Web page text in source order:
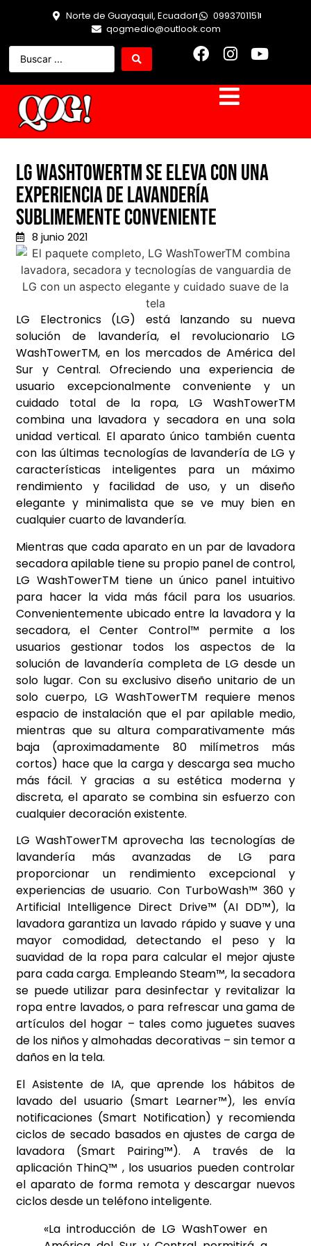
Norte de Guayaquil, Ecuador
0993701151
qogmedio@outlook.com
LG WashtowerTM se eleva con una
experiencia de lavandería
sublimemente conveniente
8 junio 2021
LG Electronics (LG) está lanzando su nueva
solución de lavandería, el revolucionario LG
WashTowerTM, en los mercados de América del
Sur y Central. Ofreciendo una experiencia de
usuario excepcionalmente conveniente y un
cuidado total de la ropa, LG WashTowerTM
combina una lavadora y secadora en una sola
unidad vertical. El aparato único también cuenta
con las últimas tecnologías de lavandería de LG y
características inteligentes para un máximo
rendimiento y facilidad de uso, y un diseño
elegante y minimalista que se ve muy bien en
cualquier cuarto de lavandería.
Mientras que cada aparato en un par de lavadora
secadora apilable tiene su propio panel de control,
LG WashTowerTM tiene un único panel intuitivo
para hacer la vida más fácil para los usuarios.
Convenientemente ubicado entre la lavadora y la
secadora, el Center Control™ permite a los
usuarios gestionar todos los aspectos de la
solución de lavandería completa de LG desde un
solo lugar. Con su exclusivo diseño unitario de un
solo cuerpo, LG WashTowerTM requiere menos
espacio de instalación que el par apilable medio,
mientras que su altura comparativamente más
baja (aproximadamente 80 milímetros más
cortos) hace que la carga y descarga sea mucho
más fácil. Y gracias a su estética moderna y
discreta, el aparato se combina sin esfuerzo con
cualquier decoración existente.
LG WashTowerTM aprovecha las tecnologías de
lavandería más avanzadas de LG para
proporcionar un rendimiento excepcional y
experiencias de usuario. Con TurboWash™ 360 y
Artificial Intelligence Direct Drive™ (AI DD™), la
lavadora garantiza un lavado rápido y suave y una
mayor comodidad, detectando el peso y la
suavidad de la ropa para calcular el mejor ajuste
para cada carga. Empleando Steam™, la secadora
se puede utilizar para desinfectar y revitalizar la
ropa entre lavados, o para refrescar una gama de
artículos del hogar – tales como juguetes suaves
de los niños y almohadas decorativas – sin temor a
daños en la tela.
El Asistente de IA, que aprende los hábitos de
lavado del usuario (Smart Learner™), les envía
notificaciones (Smart Notification) y recomienda
ciclos de secado basados en ajustes de carga de
lavadora (Smart Pairing™). A través de la
aplicación ThinQ™ , los usuarios pueden controlar
el aparato de forma remota y descargar nuevos
ciclos desde un teléfono inteligente.
«La introducción de LG WashTower en